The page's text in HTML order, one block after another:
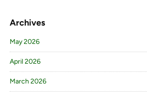
Archives
May 2026
April 2026
March 2026